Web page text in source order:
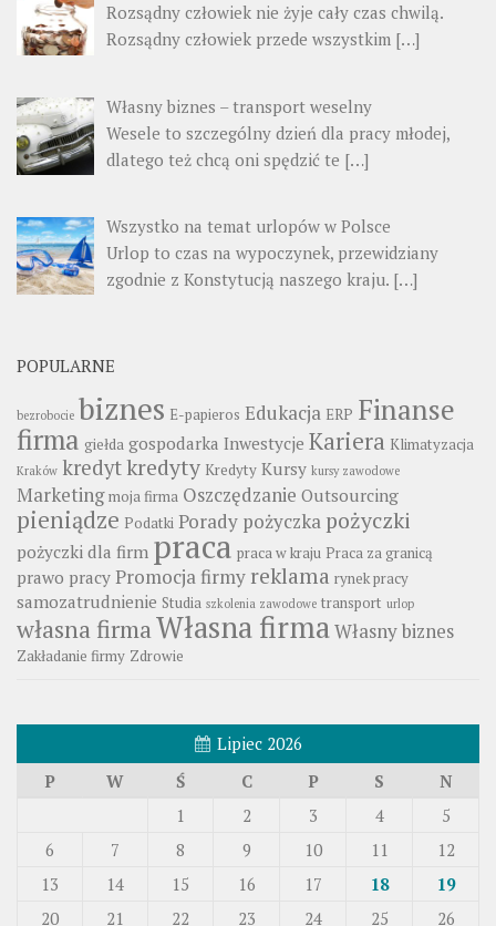
Rozsądny człowiek nie żyje cały czas chwilą.
Rozsądny człowiek przede wszystkim […]
Własny biznes – transport weselny
Wesele to szczególny dzień dla pracy młodej,
dlatego też chcą oni spędzić te […]
Wszystko na temat urlopów w Polsce
Urlop to czas na wypoczynek, przewidziany
zgodnie z Konstytucją naszego kraju. […]
POPULARNE
bezrobocie biznes E-papieros Edukacja ERP Finanse
firma giełda gospodarka Inwestycje Kariera Klimatyzacja
Kraków kredytkredyty Kredyty Kursy kursy zawodowe
Marketing moja firma Oszczędzanie Outsourcing
pieniądze Podatki Porady pożyczka pożyczki
pożyczki dla firm praca praca w kraju Praca za granicą
prawo pracy Promocja firmy reklama rynek pracy
samozatrudnienie Studia szkolenia zawodowe transport urlop
własna firma Własna firmaWłasny biznes
Zakładanie firmy Zdrowie
Lipiec 2026
P
W Ś C P S N
1 2 3 4
5
6
7 8 9 10 11
12
13
14 15 16 17 18
19
20
21 22 23 24 25
26